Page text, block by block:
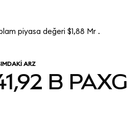
piyasa değeri $1,88 Mr .
ARZ
B PAXG